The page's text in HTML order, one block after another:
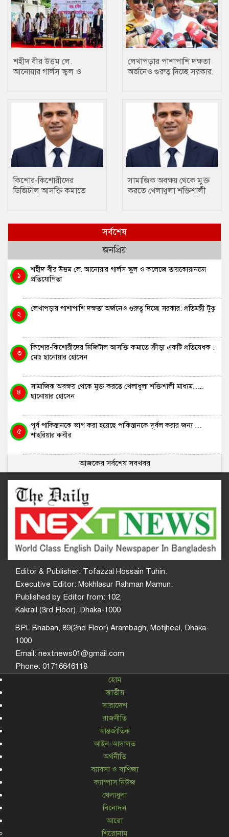
শহীদ বীর উত্তম লে.
আনোয়ার গার্লস স্কুল ও
লেখাপড়ার পাশাপাশি দক্ষতা
অর্জনেও গুরুত্ব দিচ্ছে সরকার:
কিশোর-কিশোরীদের
ডিজিটাল আসক্তি কমাতে
সামাজিক অবক্ষয় থেকে মুক্ত
করতে খেলাধুলা শক্তিশালী
সর্বশেষ
জনপ্রিয়
১
শহীদ বীর উত্তম লে. আনোয়ার গার্লস স্কুল ও কলেজে তায়কোয়ানডো
প্রতিযোগিতা
২
লেখাপড়ার পাশাপাশি দক্ষতা অর্জনেও গুরুত্ব দিচ্ছে সরকার: প্রতিমন্ত্রী টুকু
৩
কিশোর-কিশোরীদের ডিজিটাল আসক্তি কমাতে ক্রীড়া একটি প্রতিষেধক :
মোঃ ছানোয়ার হোসেন
৪
সামাজিক অবক্ষয় থেকে মুক্ত করতে খেলাধুলা শক্তিশালী মাধ্যম…..
ছানোয়ার হোসেন
৫
পূর্ব পাকিস্তানকে ভাগ করা হয়েছে পাকিস্তানকে দূর্বল করার জন্য …
শাহরিয়ার কবীর
আজকের সর্বশেষ সবখবর
Editor & Publisher: Tofazzal Hossain Tuhin.
Executive Editor: Mokhlasur Rahman Mamun.
Published by Editor from: 102,
Kakrail (3rd Floor), Dhaka-1000
BPL Bhaban, 89(2nd Floor) Arambagh, Motijheel, Dhaka-
1000
Email: nextnews01@gmail.com
Phone: 01716646118
হোম
জাতীয়
সারাদেশ
রাজনীতি
আন্তর্জাতিক
আইন-আদালত
অর্থনীতি
ব্যাবসা ও বাণিজ্য
ক্যাম্পাস নিউজ
খেলাধুলা
বিনোদন
আরো
শিরোনাম